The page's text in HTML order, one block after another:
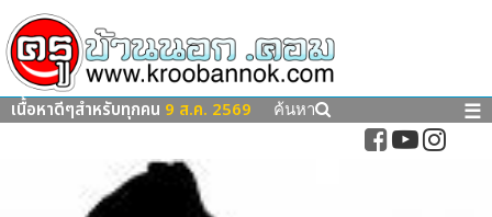
เนื้อหาดีๆสำหรับทุกคน 9 ส.ค. 2569 ค้นหา ☰